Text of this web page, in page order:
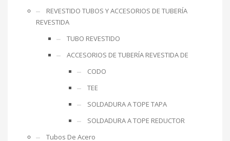
REVESTIDO TUBOS Y ACCESORIOS DE TUBERÍA
REVESTIDA
TUBO REVESTIDO
ACCESORIOS DE TUBERÍA REVESTIDA DE
CODO
TEE
SOLDADURA A TOPE TAPA
SOLDADURA A TOPE REDUCTOR
Tubos De Acero